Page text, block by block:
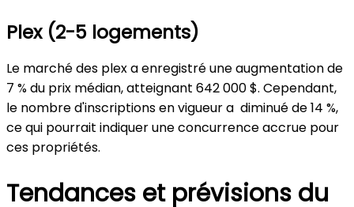
Plex (2-5 logements)
Le marché des plex a enregistré une augmentation de
7 % du prix médian, atteignant 642 000 $. Cependant,
le nombre d'inscriptions en vigueur a diminué de 14 %,
ce qui pourrait indiquer une concurrence accrue pour
ces propriétés.
Tendances et prévisions du